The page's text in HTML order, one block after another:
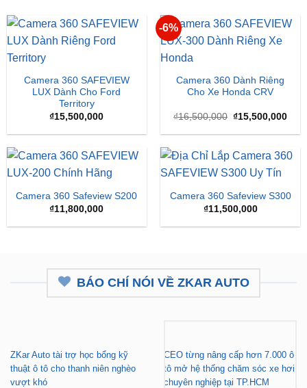
Camera 360 SAFEVIEW
LUX Dành Cho Ford
Territory
₫15,500,000
-6%
Camera 360 Dành Riêng
Cho Xe Honda CRV
₫16,500,000 Giá
là:
₫15,500,000Giá
tại
Camera 360 Safeview S200
₫11,800,000
Camera 360 Safeview S300
₫11,500,000
BÁO CHÍ NÓI VỀ ZKAR AUTO
ZKar Auto tài trợ học bổng kỹ
thuật ô tô cho thanh niên nghèo
vượt khó
CEO từng nâng cấp hơn 7.000 ô
tô mở hệ thống chăm sóc xe hơi
chuyên nghiệp tại TP.HCM